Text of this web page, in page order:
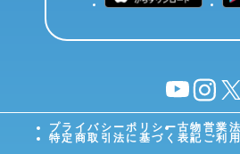
YouTubeinstagram
X
プライバシーポリシー古物営業
特定商取引法に基づく表記 ご利